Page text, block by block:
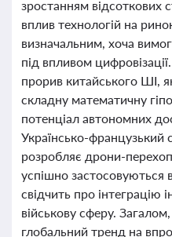
зростанням відсоткових
вплив технологій на
визначальним, хоча
під впливом
прорив китайського ШІ,
складну математичну
потенціал автономних
Українсько-французький
розробляє дрони-
успішно
свідчить про інтеграцію
військову сферу.
глобальний тренд на